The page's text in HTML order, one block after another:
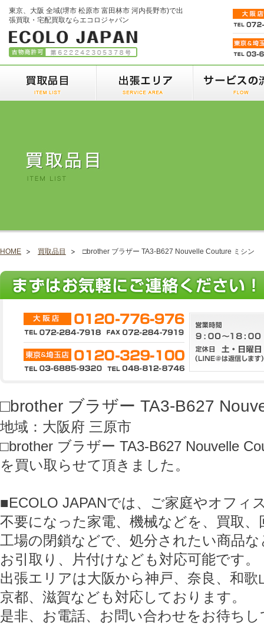
東京、大阪 全域(堺市 松原市 富田林市 河内長野市)で出
張買取・宅配買取ならエコロジャパン
HOME 買取品目 □brother ブラザー TA3-B627 Nouvelle Couture ミシン
□brother ブラザー TA3-B627
地域：大阪府 三原市
□brother ブラザー TA3-B627 Nouvelle
を買い取らせて頂きました。
■ECOLO JAPANでは、ご家庭やオフィ
不要になった家電、機械などを、買取
工場の閉鎖などで、処分されたい商品な
お引取り、片付けなども対応可能です。
出張エリアは大阪から神戸、奈良、和歌
京都、滋賀なども対応しております。
是非、お電話、お問い合わせをお待ち